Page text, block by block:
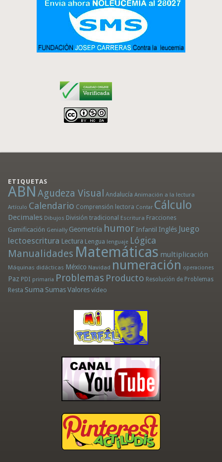
ETIQUETAS
ABN Agudeza Visual Andalucía Animación a la lectura
Artículo Calendario Comprensión lectora Contar Cálculo
Decimales Dibujos División tradicional Escritura Fracciones
Gamificación Genially Geometría humor Infantil Inglés Juego
lectoescritura Lectura Lengua lenguaje Lógica
Manualidades Matemáticas multiplicación
Máquinas didácticas México Navidad numeración operaciones
Paz PDI primaria Problemas Producto Resolución de Problemas
Resta Suma Sumas Valores vídeo